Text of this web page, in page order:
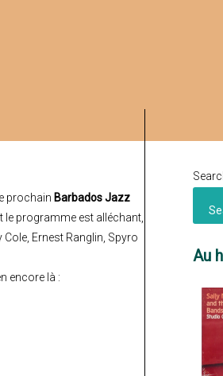
prochain Barbados Jazz
le programme est alléchant,
Cole, Ernest Ranglin, Spyro
encore là :
Au